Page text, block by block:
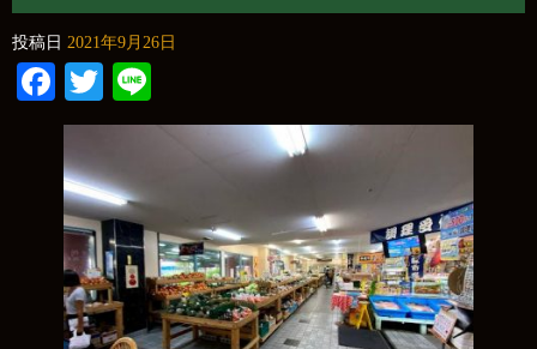
投稿日 2021年9月26日
Facebook
Twitter